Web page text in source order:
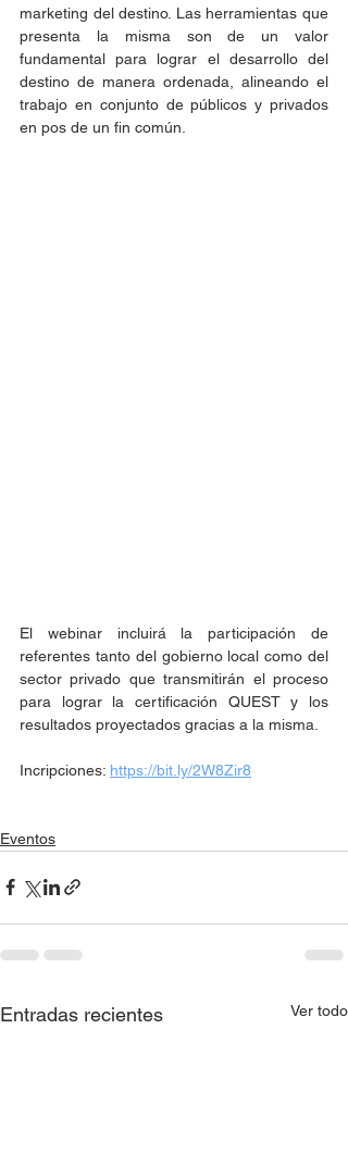
marketing del destino. Las herramientas que
presenta la misma son de un valor
fundamental para lograr el desarrollo del
destino de manera ordenada, alineando el
trabajo en conjunto de públicos y privados
en pos de un fin común.
El webinar incluirá la participación de
referentes tanto del gobierno local como del
sector privado que transmitirán el proceso
para lograr la certificación QUEST y los
resultados proyectados gracias a la misma.
Incripciones: https://bit.ly/2W8Zir8
Eventos
Entradas recientes Ver todo